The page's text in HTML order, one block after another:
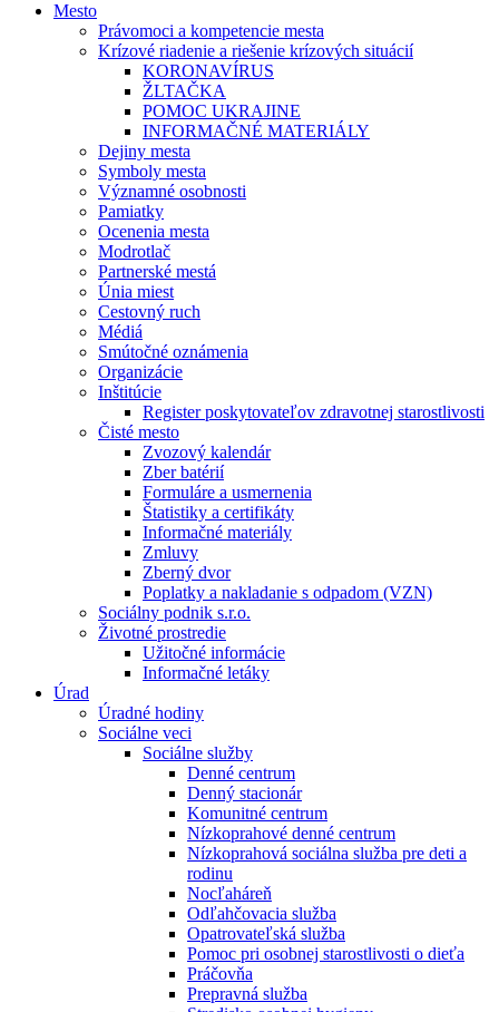
Mesto
Právomoci a kompetencie mesta
Krízové riadenie a riešenie krízových situácií
KORONAVÍRUS
ŽLTAČKA
POMOC UKRAJINE
INFORMAČNÉ MATERIÁLY
Dejiny mesta
Symboly mesta
Významné osobnosti
Pamiatky
Ocenenia mesta
Modrotlač
Partnerské mestá
Únia miest
Cestovný ruch
Médiá
Smútočné oznámenia
Organizácie
Inštitúcie
Register poskytovateľov zdravotnej starostlivosti
Čisté mesto
Zvozový kalendár
Zber batérií
Formuláre a usmernenia
Štatistiky a certifikáty
Informačné materiály
Zmluvy
Zberný dvor
Poplatky a nakladanie s odpadom (VZN)
Sociálny podnik s.r.o.
Životné prostredie
Užitočné informácie
Informačné letáky
Úrad
Úradné hodiny
Sociálne veci
Sociálne služby
Denné centrum
Denný stacionár
Komunitné centrum
Nízkoprahové denné centrum
Nízkoprahová sociálna služba pre deti a
rodinu
Nocľaháreň
Odľahčovacia služba
Opatrovateľská služba
Pomoc pri osobnej starostlivosti o dieťa
Práčovňa
Prepravná služba